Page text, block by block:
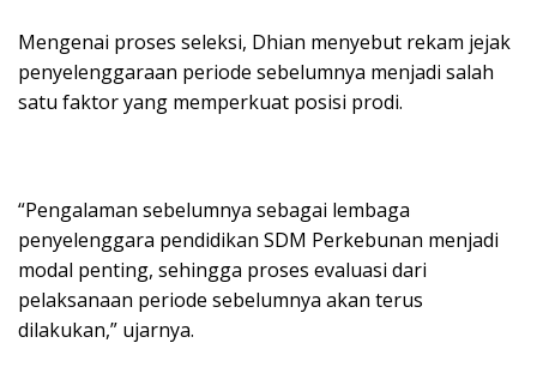
Mengenai proses seleksi, Dhian menyebut rekam jejak
penyelenggaraan periode sebelumnya menjadi salah
satu faktor yang memperkuat posisi prodi.
“Pengalaman sebelumnya sebagai lembaga
penyelenggara pendidikan SDM Perkebunan menjadi
modal penting, sehingga proses evaluasi dari
pelaksanaan periode sebelumnya akan terus
dilakukan,” ujarnya.